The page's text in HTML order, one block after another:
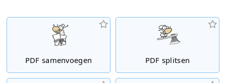
PDF samenvoegen PDF splitsen